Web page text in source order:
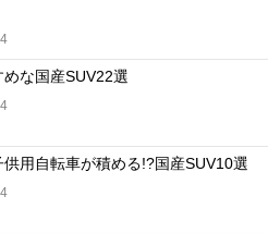
な国産SUV22選
用自転車が積める!?国産SUV10選